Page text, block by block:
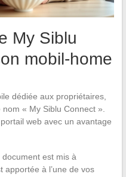
My Siblu
mobil-home
dédiée aux propriétaires,
« My Siblu Connect ».
web avec un avantage
est mis à
apportée à l’une de vos